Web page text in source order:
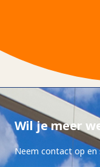
Wil je meer
Neem contact op en